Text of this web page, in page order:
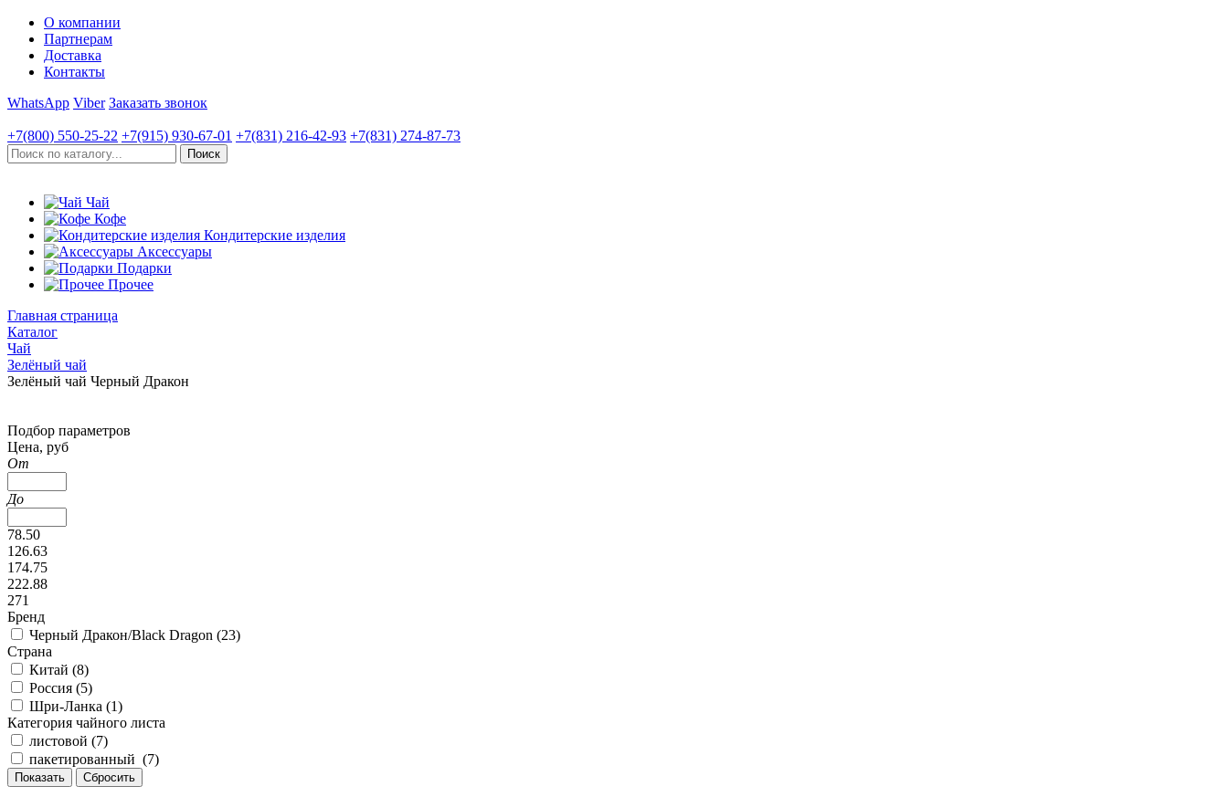
О компании
Партнерам
Доставка
Контакты
WhatsApp Viber Заказать звонок
+7(800) 550-25-22 +7(915) 930-67-01 +7(831) 216-42-93 +7(831) 274-87-73
Чай
Кофе
Кондитерские изделия
Аксессуары
Подарки
Прочее
Главная страница
Каталог
Чай
Зелёный чай
Зелёный чай Черный Дракон
Подбор параметров
Цена, руб
От
До
78.50
126.63
174.75
222.88
271
Бренд
Черный Дракон/Black Dragon (23)
Страна
Китай (8)
Россия (5)
Шри-Ланка (1)
Категория чайного листа
листовой (7)
пакетированный (7)